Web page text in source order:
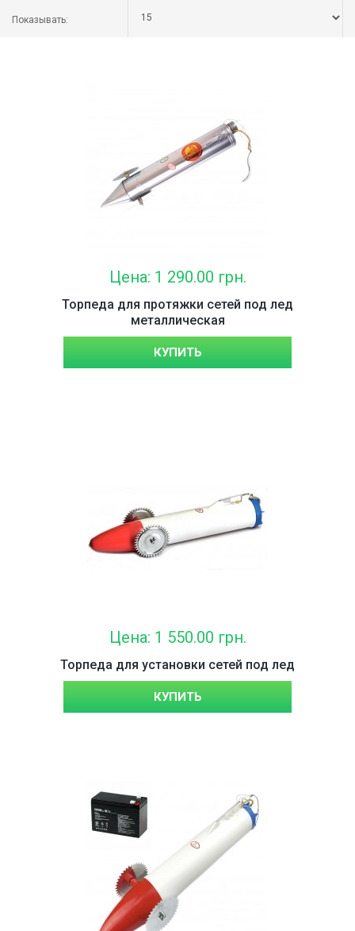
Показывать:
Цена: 1 290.00 грн.
Торпеда для протяжки сетей под лед
металлическая
КУПИТЬ
Цена: 1 550.00 грн.
Торпеда для установки сетей под лед
КУПИТЬ